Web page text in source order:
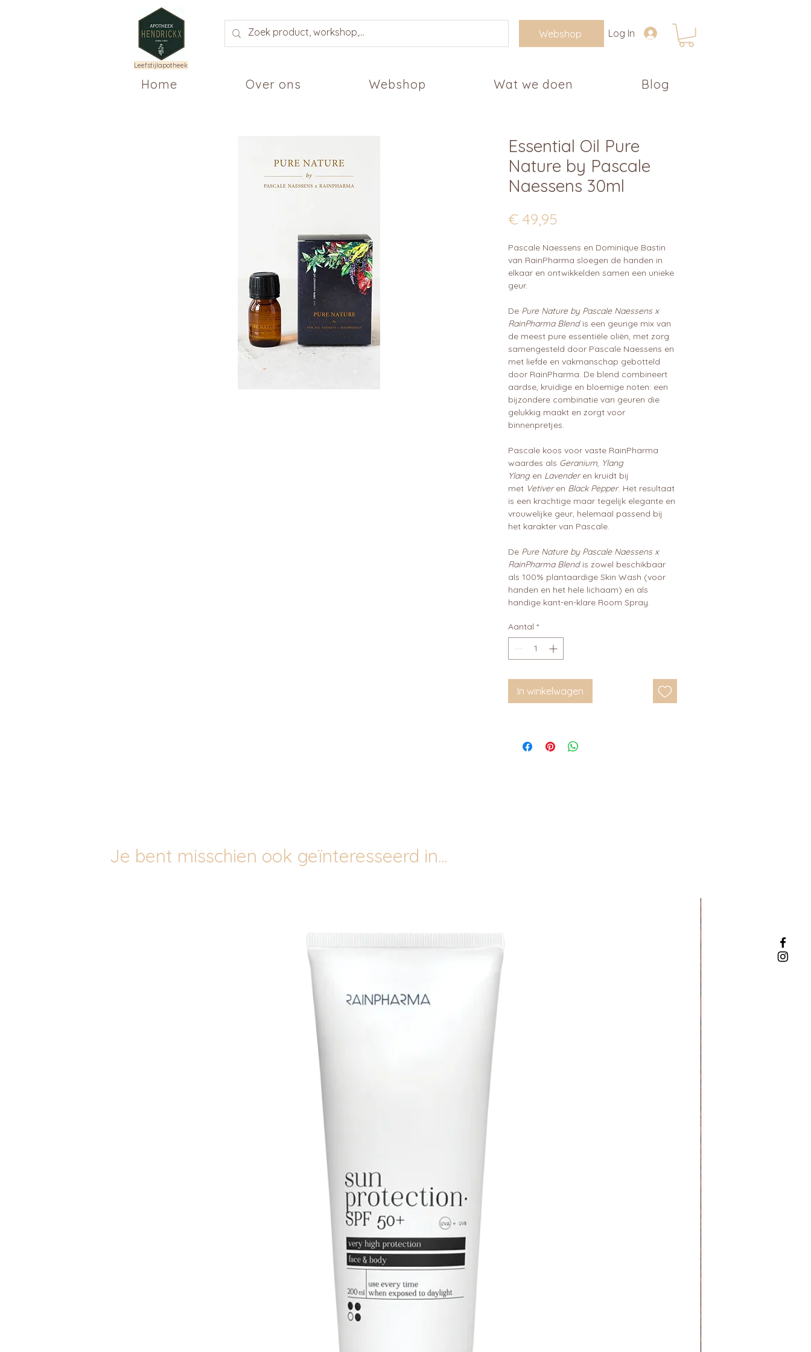
Webshop Log In
Home Over ons Webshop Wat we doen Blog
Leefstijlapotheek
Essential Oil Pure
Nature by Pascale
Naessens 30ml
€ 49,95
Pascale Naessens en Dominique Bastin
van RainPharma sloegen de handen in
elkaar en ontwikkelden samen een unieke
geur.
De Pure Nature by Pascale Naessens x
RainPharma Blendis een geurige mix van
de meest pure essentiële oliën, met zorg
samengesteld door Pascale Naessens en
met liefde en vakmanschap gebotteld
door RainPharma. De blend combineert
aardse, kruidige en bloemige noten: een
bijzondere combinatie van geuren die
gelukkig maakt en zorgt voor
binnenpretjes.
Pascale koos voor vaste RainPharma
waardes als Geranium, Ylang
Ylangen Lavenderen kruidt bij
met Vetiveren Black Pepper. Het resultaat
is een krachtige maar tegelijk elegante en
vrouwelijke geur, helemaal passend bij
het karakter van Pascale.
De Pure Nature by Pascale Naessens x
RainPharma Blendis zowel beschikbaar
als 100% plantaardige Skin Wash (voor
handen en het hele lichaam) en als
handige kant-en-klare Room Spray.
Aantal *
In winkelwagen
Je bent misschien ook geïnteresseerd in...